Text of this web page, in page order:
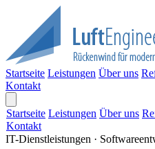
Startseite Leistungen Über uns
Kontakt
Startseite Leistungen Über uns
Kontakt
IT-Dienstleistungen ·